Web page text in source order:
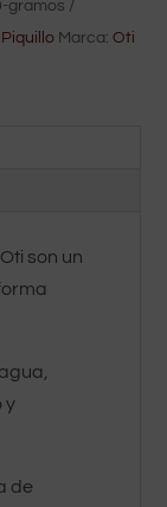
gramos
Piquillo Marca:Oti
son un
y
de